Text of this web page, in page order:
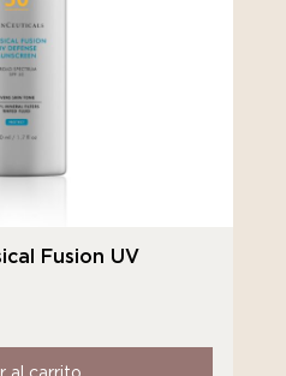
Fusion UV